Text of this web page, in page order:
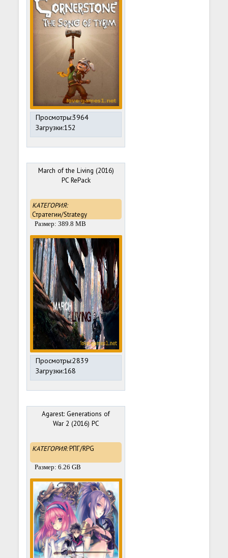
Просмотры:3964
Загрузки:152
March of the Living (2016)
PC RePack
КАТЕГОРИЯ:
Стратегии/Strategy
Размер: 389.8 MB
Просмотры:2839
Загрузки:168
Agarest: Generations of
War 2 (2016) PC
КАТЕГОРИЯ:РПГ/RPG
Размер: 6.26 GB